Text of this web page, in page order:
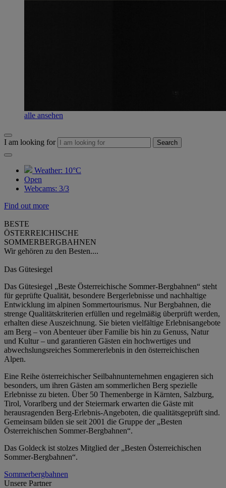
alle ansehen
I am looking for Search
Weather: 10°C
Open
Webcams: 3/3
Find out more
BESTE
ÖSTERREICHISCHE
SOMMERBERGBAHNEN
Wir gehören zu den Besten....
Das Gütesiegel
Das Gütesiegel „Beste Österreichische Sommer-Bergbahnen“ steht
für geprüfte Qualität, besondere Bergerlebnisse und nachhaltige
Entwicklung im alpinen Sommertourismus. Nur Bergbahnen, die
strenge Qualitätskriterien erfüllen und regelmäßig überprüft werden,
erhalten diese Auszeichnung. Sie bieten vielfältige Erlebnisangebote
am Berg – von Abenteuer über Familie bis hin zu Genuss, Natur
und Kultur – und garantieren Gästen ein hochwertiges und
abwechslungsreiches Sommererlebnis in den österreichischen
Alpen.
Eine Reihe österreichischer Seilbahnunternehmen engagieren sich
besonders, um ihren Gästen am sommerlichen Berg spezielle
Erlebnisse zu bieten. Über 50 Themenberge in Kärnten, Salzburg,
Tirol, Vorarlberg und der Steiermark erwarten die Gäste mit
herausragenden Berg-Erlebnis-Angeboten, die qualitätsgeprüft sind.
Gemeinsam bilden sie seit 2001 die Gruppe der „Besten
Österreichischen Sommer-Bergbahnen“.
Das Goldeck ist stolzes Mitglied der „Besten Österreichischen
Sommer-Bergbahnen“.
Sommerbergbahnen
Unsere Partner